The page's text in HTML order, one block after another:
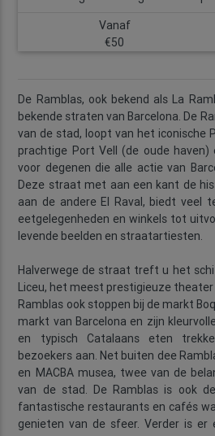
Vanaf
€50
De Ramblas, ook bekend als La
bekende straten van Barcelona. De
van de stad, loopt van het iconische
prachtige Port Vell (de oude
voor degenen die alle actie van
Deze straat met aan een kant de
aan de andere El Raval, biedt veel
eetgelegenheden en winkels tot
levende beelden en straatartiesten.
Halverwege de straat treft u het
Liceu, het meest prestigieuze theater
Ramblas ook stoppen bij de markt
markt van Barcelona en zijn
en typisch Catalaans eten
bezoekers aan. Net buiten dee
en MACBA musea, twee van de
van de stad. De Ramblas is ook
fantastische restaurants en cafés
genieten van de sfeer. Verder is er